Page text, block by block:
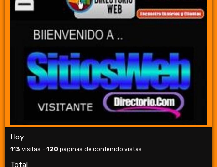
Hoy
113 visitas - 120 páginas de contenido vistas
Total